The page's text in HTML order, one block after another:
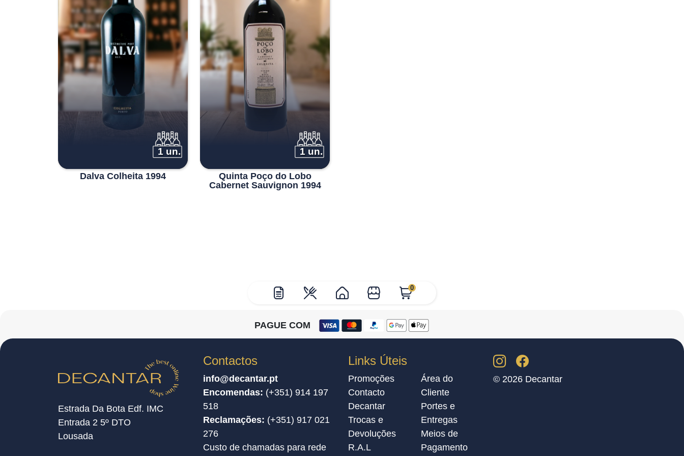
0
1 un.
Dalva Colheita 1994
1 un.
Quinta Poço do Lobo
Cabernet Sauvignon 1994
PAGUE COM
Estrada Da Bota Edf. IMC
Entrada 2 5º DTO
Lousada
Contactos
info@decantar.pt
Encomendas: (+351) 914 197
518
Reclamações: (+351) 917 021
276
Custo de chamadas para rede
Links Úteis
Promoções
Contacto
Decantar
Trocas e
Devoluções
R.A.L
Área do
Cliente
Portes e
Entregas
Meios de
Pagamento
© 2026 Decantar